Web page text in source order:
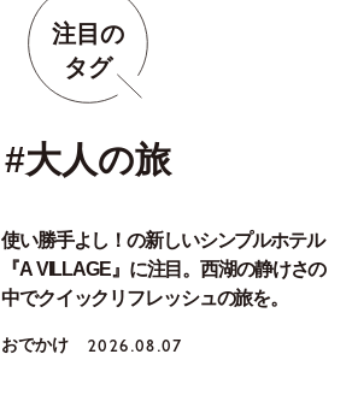
注目の
タグ
#大人の旅
使い勝手よし！の新しいシンプルホテル
『A VILLAGE』に注目。西湖の静けさの
中でクイックリフレッシュの旅を。
おでかけ 2026.08.07